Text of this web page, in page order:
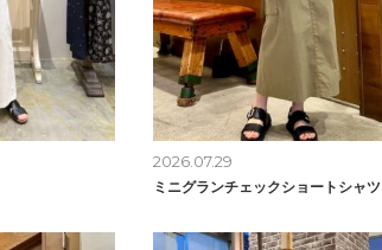
2026.07.29
ミニグランチェックショートシャツ